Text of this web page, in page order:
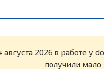
августа 2026 в работе
получили мало